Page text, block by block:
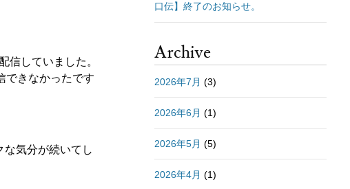
信していました。
できなかったです
気分が続いてし
口伝】終了のお知らせ。
Archive
2026年7月 (3)
2026年6月 (1)
2026年5月 (5)
2026年4月 (1)